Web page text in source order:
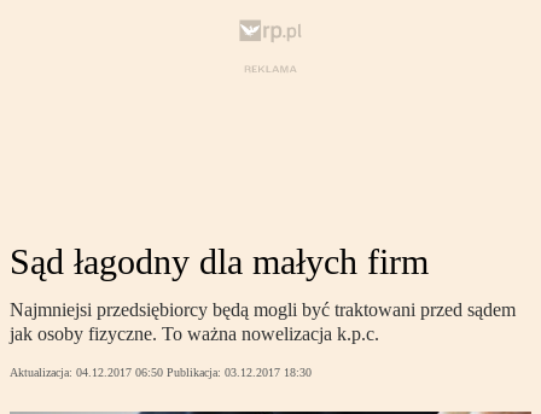
Sąd łagodny dla małych firm
Najmniejsi przedsiębiorcy będą mogli być traktowani przed sądem
jak osoby fizyczne. To ważna nowelizacja k.p.c.
Aktualizacja: 04.12.2017 06:50 Publikacja: 03.12.2017 18:30